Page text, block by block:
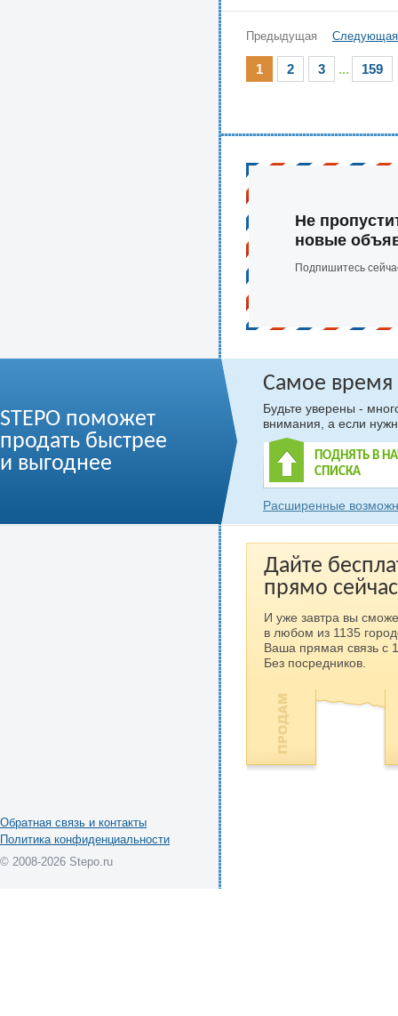
Предыдущая Следующая
1 2 3 ... 159
Не
новые
Подпишитесь
STEPO поможет
продать быстрее
и выгоднее
Самое время
Будьте уверены -
внимания, а если
ПОДНЯТЬ В
СПИСКА
Расширенные
Дайте
прямо
И уже завтра вы
в любом из 1135
Ваша прямая связь с
Без посредников.
Обратная связь и контакты
Политика конфиденциальности
© 2008-2026 Stepo.ru